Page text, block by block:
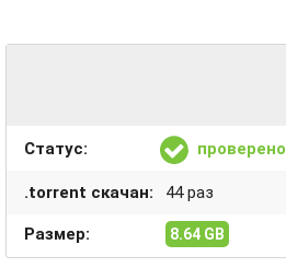
Статус: проверено
.torrent скачан: 44 раз
Размер: 8.64 GB